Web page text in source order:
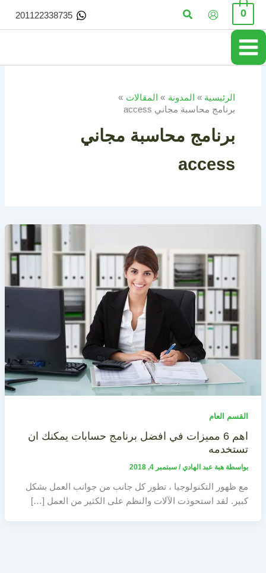
تخطي
المحتوى
0 البحث 201122338735
الرئيسية المدونة
المقالات
برنامج محاسبة مجاني access
برنامج محاسبة مجاني
access
القسم العام
اهم 6 مميزات في افضل برنامج حسابات يمكنك ان
تستخدمه
بواسطة هبة عبد الهادي/ سبتمبر 4, 2018
مع ظهور التكنولوجيا ، تطور كل جانب من جوانب العمل بشكل
كبير. لقد استحوذت الآلات والنظم على الكثير من العمل […]